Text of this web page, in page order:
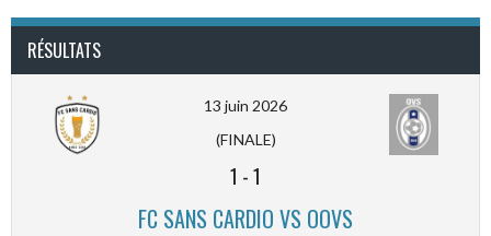
RÉSULTATS
13 juin 2026
(FINALE)
1 -1
FC SANS CARDIO VS OOVS